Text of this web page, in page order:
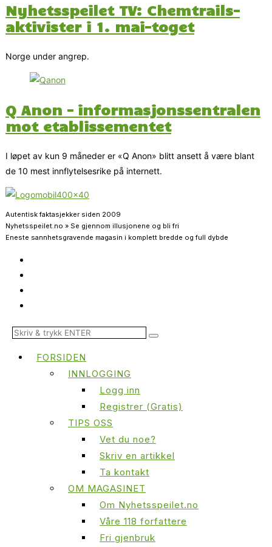
Nyhetsspeilet TV: Chemtrails-
aktivister i 1. mai-toget
Norge under angrep.
Q Anon – informasjonssentralen
mot etablissementet
I løpet av kun 9 måneder er «Q Anon» blitt ansett å være blant
de 10 mest innflytelsesrike på internett.
Autentisk faktasjekker siden 2009
Nyhetsspeilet.no » Se gjennom illusjonene og bli fri
Eneste sannhetsgravende magasin i komplett bredde og full dybde
FORSIDEN
INNLOGGING
Logg inn
Registrer (Gratis)
TIPS OSS
Vet du noe?
Skriv en artikkel
Ta kontakt
OM MAGASINET
Om Nyhetsspeilet.no
Våre 118 forfattere
Fri gjenbruk